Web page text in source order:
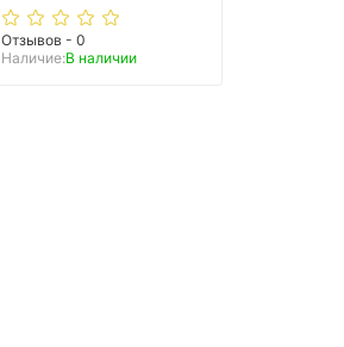
Отзывов - 0
Наличие:В наличии